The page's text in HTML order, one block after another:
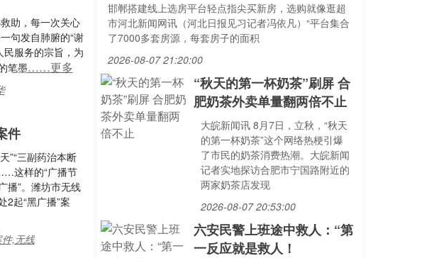
助，每一次关心
句发自肺腑的“谢
民服务的宗旨，为
笔墨……更多
件
”“三副药治本断
这样的“广播节
播”。潍坊市无线
2起“黑广播”案
,无线
邯郸搭建线上选房平台轻点指尖买新房，选购就像逛超
市河北新闻网讯（河北日报见习记者冯依凡）“平台集合
了7000多套房源，每套房子的面积
2026-08-07 21:20:00
“秋天的第一杯奶茶”刷屏 合
肥奶茶外卖单量翻两倍不止
大皖新闻讯 8月7日，立秋，“秋天
的第一杯奶茶”这个网络热梗引爆
了市民的奶茶消费热潮。大皖新闻
记者实地探访合肥市宁国路附近的
两家奶茶店发现
2026-08-07 20:53:00
六安民警上班途中救人：“第
一反应就是救人！